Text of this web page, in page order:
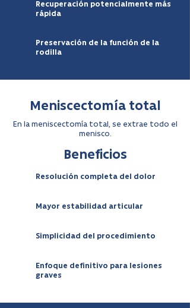
Recuperación potencialmente más
rápida
Preservación de la función de la
rodilla
Meniscectomía total
En la meniscectomía total, se extrae todo el
menisco.
Beneficios
Resolución completa del dolor
Mayor estabilidad articular
Simplicidad del procedimiento
Enfoque definitivo para lesiones
graves